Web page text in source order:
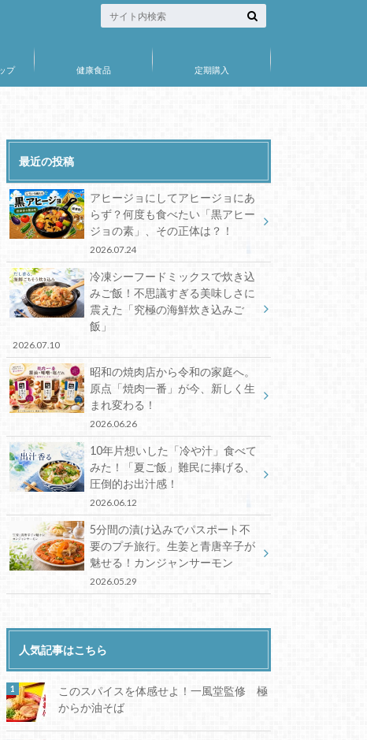
プ 健康食品 定期購入
最近の投稿
アヒージョにしてアヒージョにあ
らず？何度も食べたい「黒アヒー
ジョの素」、その正体は？！
2026.07.24
冷凍シーフードミックスで炊き込
みご飯！不思議すぎる美味しさに
震えた「究極の海鮮炊き込みご
飯」
2026.07.10
昭和の焼肉店から令和の家庭へ。
原点「焼肉一番」が今、新しく生
まれ変わる！
2026.06.26
10年片想いした「冷や汁」食べて
みた！「夏ご飯」難民に捧げる、
圧倒的お出汁感！
2026.06.12
5分間の漬け込みでパスポート不
要のプチ旅行。生姜と青唐辛子が
魅せる！カンジャンサーモン
2026.05.29
人気記事はこちら
このスパイスを体感せよ！一風堂監修 極
からか油そば